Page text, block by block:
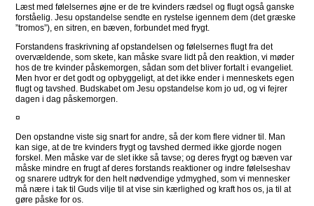
Læst med følelsernes øjne er de tre kvinders rædsel og flugt også ganske
forståelig. Jesu opstandelse sendte en rystelse igennem dem (det græske
”tromos”), en sitren, en bæven, forbundet med frygt.
Forstandens fraskrivning af opstandelsen og følelsernes flugt fra det
overvældende, som skete, kan måske svare lidt på den reaktion, vi møder
hos de tre kvinder påskemorgen, sådan som det bliver fortalt i evangeliet.
Men hvor er det godt og opbyggeligt, at det ikke ender i menneskets egen
flugt og tavshed. Budskabet om Jesu opstandelse kom jo ud, og vi fejrer
dagen i dag påskemorgen.
¤
Den opstandne viste sig snart for andre, så der kom flere vidner til. Man
kan sige, at de tre kvinders frygt og tavshed dermed ikke gjorde nogen
forskel. Men måske var de slet ikke så tavse; og deres frygt og bæven var
måske mindre en frugt af deres forstands reaktioner og indre følelseshav
og snarere udtryk for den helt nødvendige ydmyghed, som vi mennesker
må nære i tak til Guds vilje til at vise sin kærlighed og kraft hos os, ja til at
gøre påske for os.